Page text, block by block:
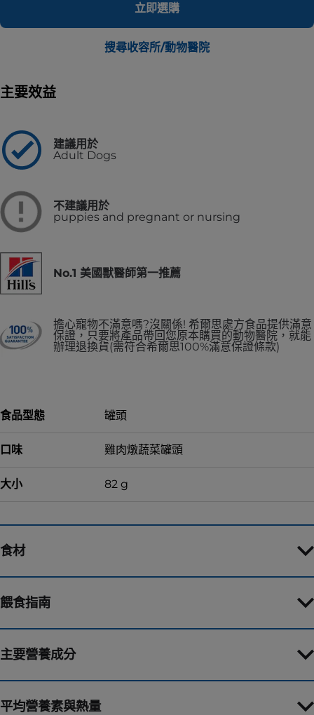
立即選購
搜尋收容所/動物醫院
主要效益
建議用於
Adult Dogs
不建議用於
puppies and pregnant or nursing
No.1 美國獸醫師第一推薦
擔心寵物不滿意嗎?沒關係! 希爾思處方食品提供滿意
保證，只要將產品帶回您原本購買的動物醫院，就能
辦理退換貨(需符合希爾思100%滿意保證條款)
食品型態 罐頭
口味 雞肉燉蔬菜罐頭
大小 82 g
食材
餵食指南
主要營養成分
平均營養素與熱量